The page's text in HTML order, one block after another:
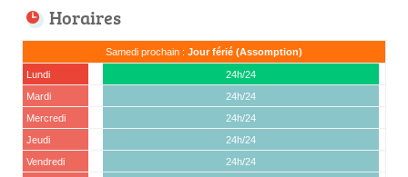
Horaires
Samedi prochain : Jour férié (Assomption)
Lundi
24h/24
Mardi
24h/24
Mercredi
24h/24
Jeudi
24h/24
Vendredi
24h/24